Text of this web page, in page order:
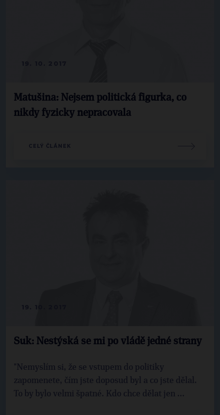
Matušina: Nejsem politická figurka, co
nikdy fyzicky nepracovala
CELÝ ČLÁNEK
Suk: Nestýská se mi po vládě jedné strany
"Nemyslím si, že se vstupem do politiky
zapomenete, čím jste doposud byl a co jste dělal.
To by bylo velmi špatné. Kdo chce dělat jen ...